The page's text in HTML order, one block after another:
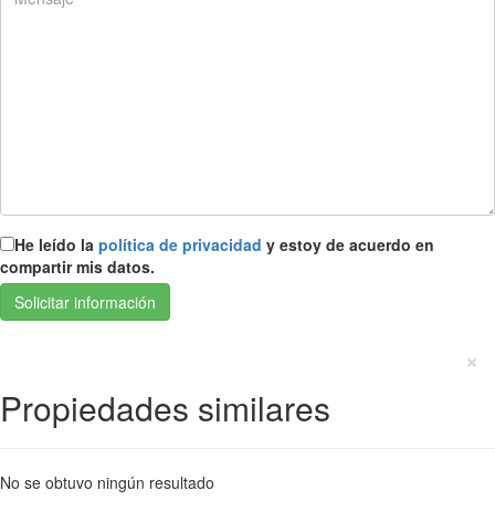
He leído la política de privacidad y estoy de acuerdo en
compartir mis datos.
×
Propiedades similares
No se obtuvo ningún resultado